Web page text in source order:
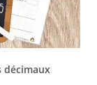
décimaux